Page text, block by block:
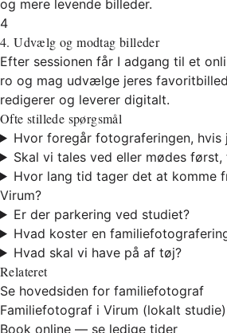
og mere levende billeder.
4
4. Udvælg og modtag billeder
Efter sessionen får I adgang til et
ro og mag udvælge jeres
redigerer og leverer digitalt.
Ofte stillede spørgsmål
Hvor foregår fotograferingen, hvis
Skal vi tales ved eller mødes
Hvor lang tid tager det at komme
Virum?
Er der parkering ved studiet?
Hvad koster en
Hvad skal vi have på af tøj?
Relateret
Se hovedsiden for familiefotograf
Familiefotograf i Virum (lokalt studie)
Book online — se ledige tider